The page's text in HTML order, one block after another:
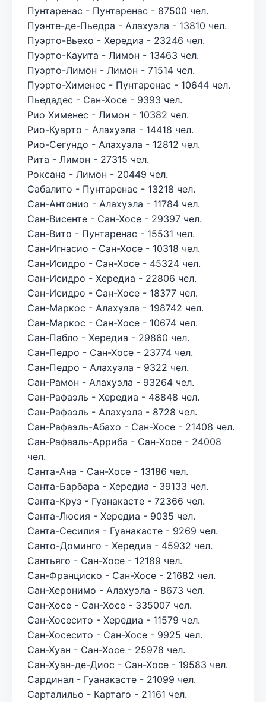
Пунтаренас - Пунтаренас - 87500 чел.
Пуэнте-де-Пьедра - Алахуэла - 13810 чел.
Пуэрто-Вьехо - Хередиа - 23246 чел.
Пуэрто-Кауита - Лимон - 13463 чел.
Пуэрто-Лимон - Лимон - 71514 чел.
Пуэрто-Хименес - Пунтаренас - 10644 чел.
Пьедадес - Сан-Хосе - 9393 чел.
Рио Хименес - Лимон - 10382 чел.
Рио-Куарто - Алахуэла - 14418 чел.
Рио-Сегундо - Алахуэла - 12812 чел.
Рита - Лимон - 27315 чел.
Роксана - Лимон - 20449 чел.
Сабалито - Пунтаренас - 13218 чел.
Сан-Антонио - Алахуэла - 11784 чел.
Сан-Висенте - Сан-Хосе - 29397 чел.
Сан-Вито - Пунтаренас - 15531 чел.
Сан-Игнасио - Сан-Хосе - 10318 чел.
Сан-Исидро - Сан-Хосе - 45324 чел.
Сан-Исидро - Хередиа - 22806 чел.
Сан-Исидро - Сан-Хосе - 18377 чел.
Сан-Маркос - Алахуэла - 198742 чел.
Сан-Маркос - Сан-Хосе - 10674 чел.
Сан-Пабло - Хередиа - 29860 чел.
Сан-Педро - Сан-Хосе - 23774 чел.
Сан-Педро - Алахуэла - 9322 чел.
Сан-Рамон - Алахуэла - 93264 чел.
Сан-Рафаэль - Хередиа - 48848 чел.
Сан-Рафаэль - Алахуэла - 8728 чел.
Сан-Рафаэль-Абахо - Сан-Хосе - 21408 чел.
Сан-Рафаэль-Арриба - Сан-Хосе - 24008
чел.
Санта-Ана - Сан-Хосе - 13186 чел.
Санта-Барбара - Хередиа - 39133 чел.
Санта-Круз - Гуанакасте - 72366 чел.
Санта-Люсия - Хередиа - 9035 чел.
Санта-Сесилия - Гуанакасте - 9269 чел.
Санто-Доминго - Хередиа - 45932 чел.
Сантьяго - Сан-Хосе - 12189 чел.
Сан-Франциско - Сан-Хосе - 21682 чел.
Сан-Херонимо - Алахуэла - 8673 чел.
Сан-Хосе - Сан-Хосе - 335007 чел.
Сан-Хосесито - Хередиа - 11579 чел.
Сан-Хосесито - Сан-Хосе - 9925 чел.
Сан-Хуан - Сан-Хосе - 25978 чел.
Сан-Хуан-де-Диос - Сан-Хосе - 19583 чел.
Сардинал - Гуанакасте - 21099 чел.
Сарталильо - Картаго - 21161 чел.